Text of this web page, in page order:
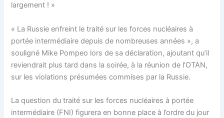
largement ! »
« La Russie enfreint le traité sur les forces nucléaires à
portée intermédiaire depuis de nombreuses années », a
souligné Mike Pompeo lors de sa déclaration, ajoutant qu’il
reviendrait plus tard dans la soirée, à la réunion de l’OTAN,
sur les violations présumées commises par la Russie.
La question du traité sur les forces nucléaires à portée
intermédiaire (FNI) figurera en bonne place à l’ordre du jour